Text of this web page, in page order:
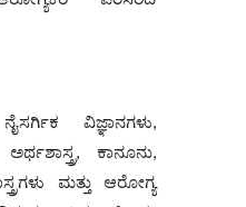
ವಿಜ್ಞಾನಗಳು,
ಕಾನೂನು,
ಮತ್ತು ಆರೋಗ್ಯ